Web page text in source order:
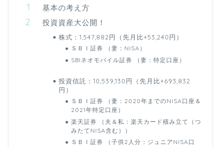
基本の考え方
投資資産大公開！
株式：1,547,882円（先月比+53,240円）
ＳＢＩ証券 （妻：NISA）
SBIネオモバイル証券 （妻：特定口座）
投資信託：10,539,130円（先月比+693,832
円）
ＳＢＩ証券 （妻：2020年までのNISA口座＆
2021年特定口座）
楽天証券 （夫＆私：楽天カード積み立て（つ
みたてNISA含む））
ＳＢＩ証券 （子供2人分：ジュニアNISA口